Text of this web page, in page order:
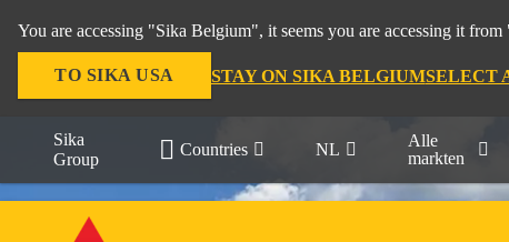
You are accessing "Sika Belgium", it seems you are accessing it
TO SIKA USA STAY ON SIKA BELGIUMSELECT
Sika
Group
Countries NL
Alle
markten